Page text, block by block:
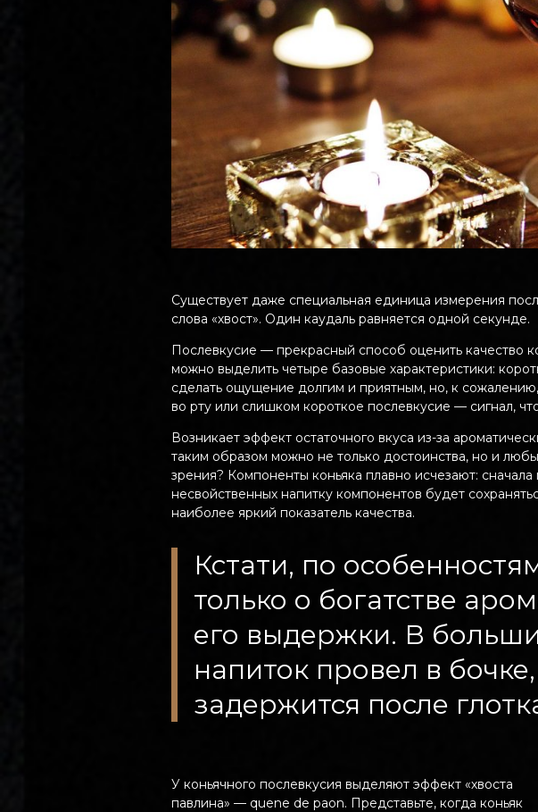
Существует даже специальная единица измерения
слова «хвост». Один каудаль равняется одной секунде.
Послевкусие — прекрасный способ оценить качество
можно выделить четыре базовые характеристики:
сделать ощущение долгим и приятным, но, к
во рту или слишком короткое послевкусие — сигнал,
Возникает эффект остаточного вкуса из-за
таким образом можно не только достоинства, но и
зрения? Компоненты коньяка плавно исчезают:
несвойственных напитку компонентов будет
наиболее яркий показатель качества.
Кстати, по
только о богатстве
его выдержки. В
напиток провел в
задержится после
У коньячного послевкусия выделяют эффект «хвоста
павлина» — quene de paon. Представьте, когда коньяк